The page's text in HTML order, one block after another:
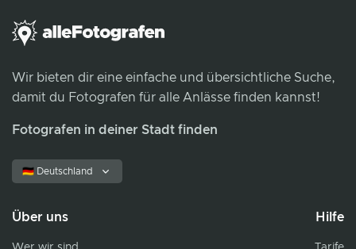
Wir bieten dir eine einfache und übersichtliche Suche,
damit du Fotografen für alle Anlässe finden kannst!
Fotografen in deiner Stadt finden
🇩🇪 Deutschland
Über uns Hilfe